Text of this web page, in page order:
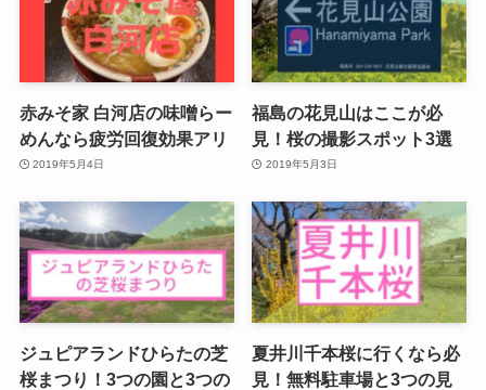
赤みそ家 白河店の味噌らー
めんなら疲労回復効果アリ
2019年5月4日
福島の花見山はここが必
見！桜の撮影スポット3選
2019年5月3日
ジュピアランドひらたの芝
桜まつり！3つの園と3つの
夏井川千本桜に行くなら必
見！無料駐車場と3つの見